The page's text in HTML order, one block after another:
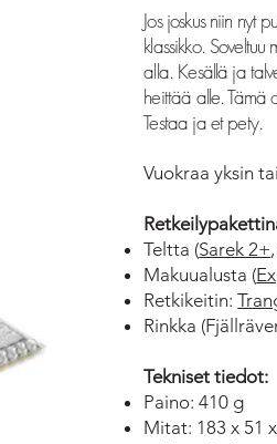
Jos joskus niin nyt
klassikko.
alla. Kesällä ja
heittää alle. Tämä
Testaa ja et pety.
Vuokraa yksin
Teltta (Sarek 2+,
Makuualusta (
Retkikeitin:
​Rinkka
Tekniset tiedot:
Paino: 410 g
Mitat: 183 x 51